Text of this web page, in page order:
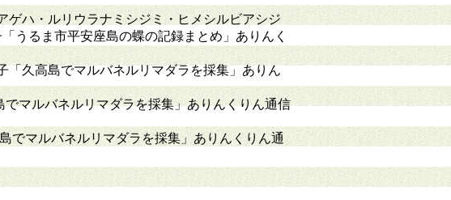
ハ・ルリウラナミシジミ・ヒメシルビアシジ
うるま市平安座島の蝶の記録まとめ」ありんく
高島でマルバネルリマダラを採集」ありん
ルバネルリマダラを採集」ありんくりん通信
マルバネルリマダラを採集」ありんくりん通